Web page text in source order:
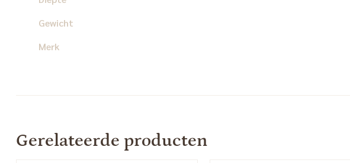
Gewicht
Merk
Gerelateerde producten